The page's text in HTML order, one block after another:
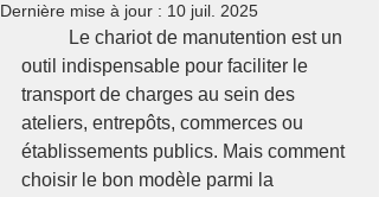
Dernière mise à jour : 10 juil. 2025
outil indispensable pour faciliter le
transport de charges au sein des
ateliers, entrepôts, commerces ou
établissements publics. Mais comment
choisir le bon modèle parmi la